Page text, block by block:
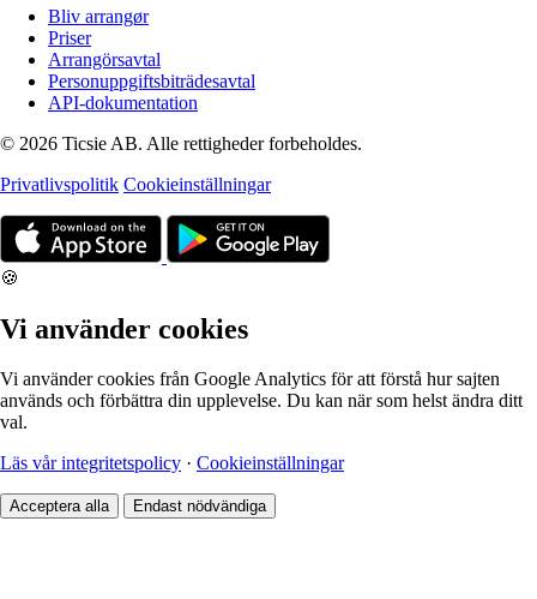
Bliv arrangør
Priser
Arrangörsavtal
Personuppgiftsbiträdesavtal
API-dokumentation
© 2026 Ticsie AB. Alle rettigheder forbeholdes.
Privatlivspolitik Cookieinställningar
🍪
Vi använder cookies
Vi använder cookies från Google Analytics för att förstå hur sajten
används och förbättra din upplevelse. Du kan när som helst ändra ditt
val.
Läs vår integritetspolicy · Cookieinställningar
Acceptera alla Endast nödvändiga